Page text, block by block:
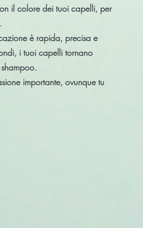
il colore dei tuoi capelli, per
è rapida, precisa e
i tuoi capelli tornano
importante, ovunque tu